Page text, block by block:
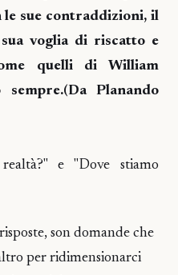
le sue contraddizioni, il
voglia di riscatto e
quelli di William
Planando
e "Dove stiamo
son domande che
per ridimensionarci